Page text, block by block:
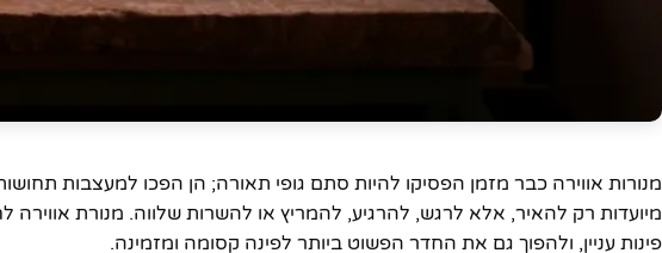
מנורות אווירה כבר מזמן הפסיקו להיות סתם גופי תאורה; הן הפכו למעצבות
מיועדות רק להאיר, אלא לרגש, להרגיע, להמריץ או להשרות שלווה. מנורת
פינות עניין, ולהפוך גם את החדר הפשוט ביותר לפינה קסומה ומזמינה.